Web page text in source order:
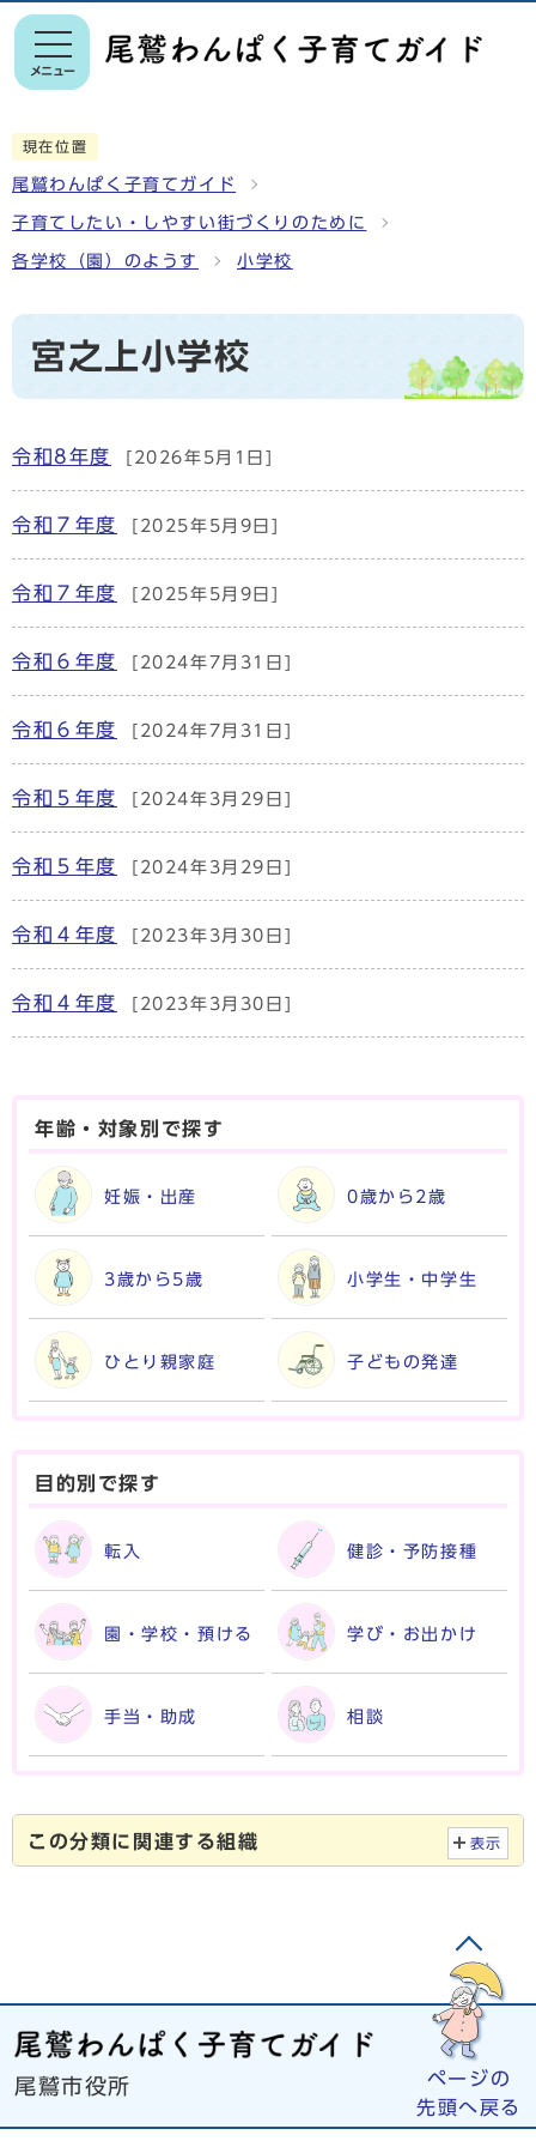
メニュー
現在位置
尾鷲わんぱく子育てガイド
子育てしたい・しやすい街づくりのために
各学校（園）のようす 小学校
宮之上小学校
令和8年度 [2026年5月1日]
令和７年度 [2025年5月9日]
令和７年度 [2025年5月9日]
令和６年度 [2024年7月31日]
令和６年度 [2024年7月31日]
令和５年度 [2024年3月29日]
令和５年度 [2024年3月29日]
令和４年度 [2023年3月30日]
令和４年度 [2023年3月30日]
年齢・対象別で探す
妊娠・出産 0歳から2歳
3歳から5歳 小学生・中学生
ひとり親家庭 子どもの発達
目的別で探す
転入 健診・予防接種
園・学校・預ける 学び・お出かけ
手当・助成 相談
この分類に関連する組織 表示
ページの
先頭へ戻る
尾鷲市役所